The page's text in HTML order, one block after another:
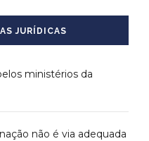
JURÍDICAS
ministérios da
não é via adequada